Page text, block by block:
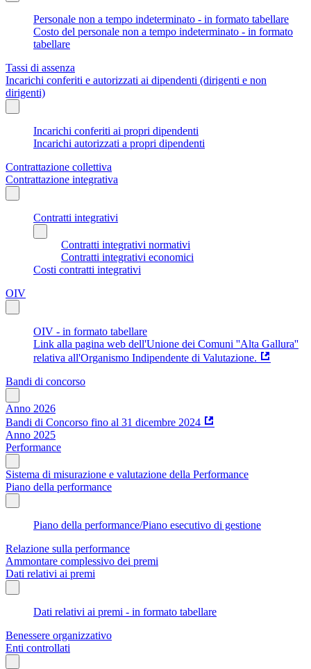
Personale non a tempo indeterminato - in formato tabellare
Costo del personale non a tempo indeterminato - in formato
tabellare
Tassi di assenza
Incarichi conferiti e autorizzati ai dipendenti (dirigenti e non
dirigenti)
Incarichi conferiti ai propri dipendenti
Incarichi autorizzati a propri dipendenti
Contrattazione collettiva
Contrattazione integrativa
Contratti integrativi
Contratti integrativi normativi
Contratti integrativi economici
Costi contratti integrativi
OIV
OIV - in formato tabellare
Link alla pagina web dell'Unione dei Comuni ''Alta Gallura''
relativa all'Organismo Indipendente di Valutazione.
Bandi di concorso
Anno 2026
Bandi di Concorso fino al 31 dicembre 2024
Anno 2025
Performance
Sistema di misurazione e valutazione della Performance
Piano della performance
Piano della performance/Piano esecutivo di gestione
Relazione sulla performance
Ammontare complessivo dei premi
Dati relativi ai premi
Dati relativi ai premi - in formato tabellare
Benessere organizzativo
Enti controllati